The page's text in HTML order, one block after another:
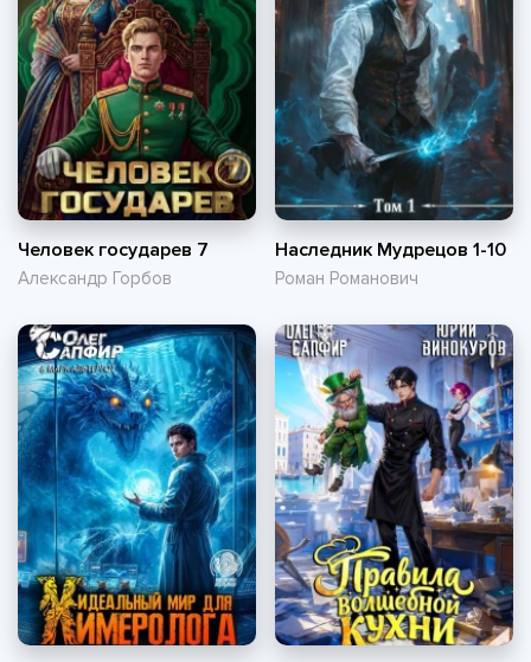
Человек государев 7
Александр Горбов
Наследник Мудрецов 1-10
Роман Романович